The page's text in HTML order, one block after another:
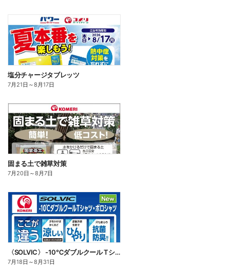
塩分チャージタブレッツ
7月21日 ～8月17日
固まる土で雑草対策
7月20日 ～8月7日
〈SOLVIC〉 -10℃ダブルクール Tシャツ・ポロシャツ
7月18日 ～8月31日